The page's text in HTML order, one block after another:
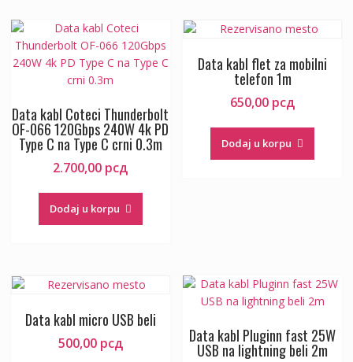
Data kabl Coteci Thunderbolt
OF-066 120Gbps 240W 4k PD
Type C na Type C crni 0.3m
2.700,00 рсд
Dodaj u korpu
Data kabl flet za mobilni
telefon 1m
650,00 рсд
Dodaj u korpu
Data kabl micro USB beli
500,00 рсд Data kabl Pluginn fast 25W
USB na lightning beli 2m